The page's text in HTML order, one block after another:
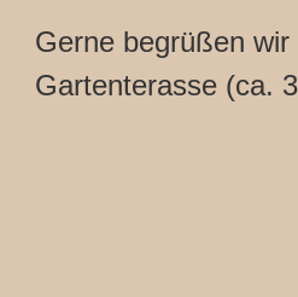
Gerne begrüßen
Gartenterasse (ca.